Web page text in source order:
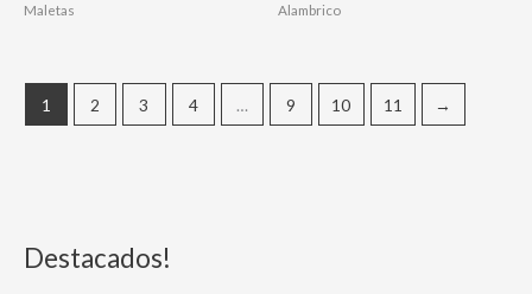
Destacados!
Maletas Alambrico
1 2 3 4 … 9 10 11 →